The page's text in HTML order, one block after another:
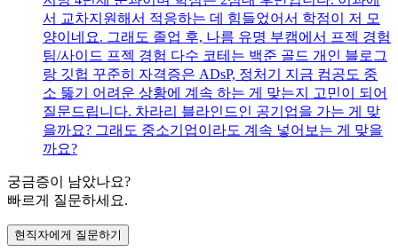
서 교차지원해서 적응하는 데 힘들었어서 학점이 저 모
양이네요. 그래도 졸업 후, 나름 유명 부캠에서 프젝 경험
팀/사이드 프젝 경험 다수 코테는 백준 골드 개인 블로그
랑 깃헙 꾸준히 자격증은 ADsP, 정처기 지금 컴공도 중
소 뚫기 어려운 상황에 계속 하는 게 맞는지 고민이 되어
질문드립니다. 차라리 블라인드인 공기업을 가는 게 맞
을까요? 그래도 중소기업이라도 계속 넣어보는 게 맞을
까요?
궁금증이 남았나요?
빠르게 질문하세요.
현직자에게 질문하기